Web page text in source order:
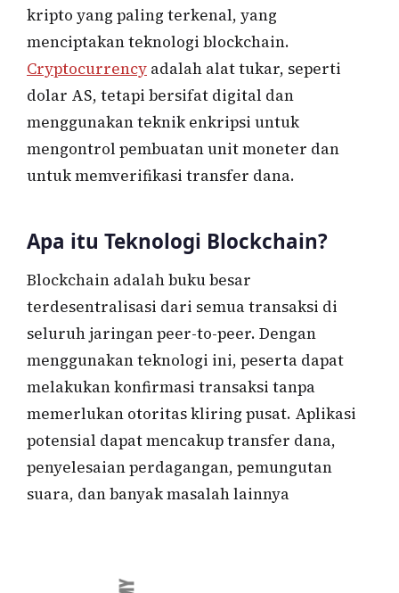
kripto yang paling terkenal, yang
menciptakan teknologi blockchain.
Cryptocurrency adalah alat tukar, seperti
dolar AS, tetapi bersifat digital dan
menggunakan teknik enkripsi untuk
mengontrol pembuatan unit moneter dan
untuk memverifikasi transfer dana.
Apa itu Teknologi Blockchain?
Blockchain adalah buku besar
terdesentralisasi dari semua transaksi di
seluruh jaringan peer-to-peer. Dengan
menggunakan teknologi ini, peserta dapat
melakukan konfirmasi transaksi tanpa
memerlukan otoritas kliring pusat. Aplikasi
potensial dapat mencakup transfer dana,
penyelesaian perdagangan, pemungutan
suara, dan banyak masalah lainnya